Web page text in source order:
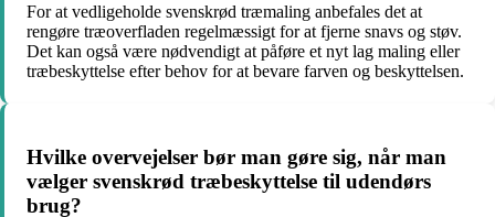
For at vedligeholde svenskrød træmaling anbefales det at
rengøre træoverfladen regelmæssigt for at fjerne snavs og støv.
Det kan også være nødvendigt at påføre et nyt lag maling eller
træbeskyttelse efter behov for at bevare farven og beskyttelsen.
Hvilke overvejelser bør man gøre sig, når man
vælger svenskrød træbeskyttelse til udendørs
brug?